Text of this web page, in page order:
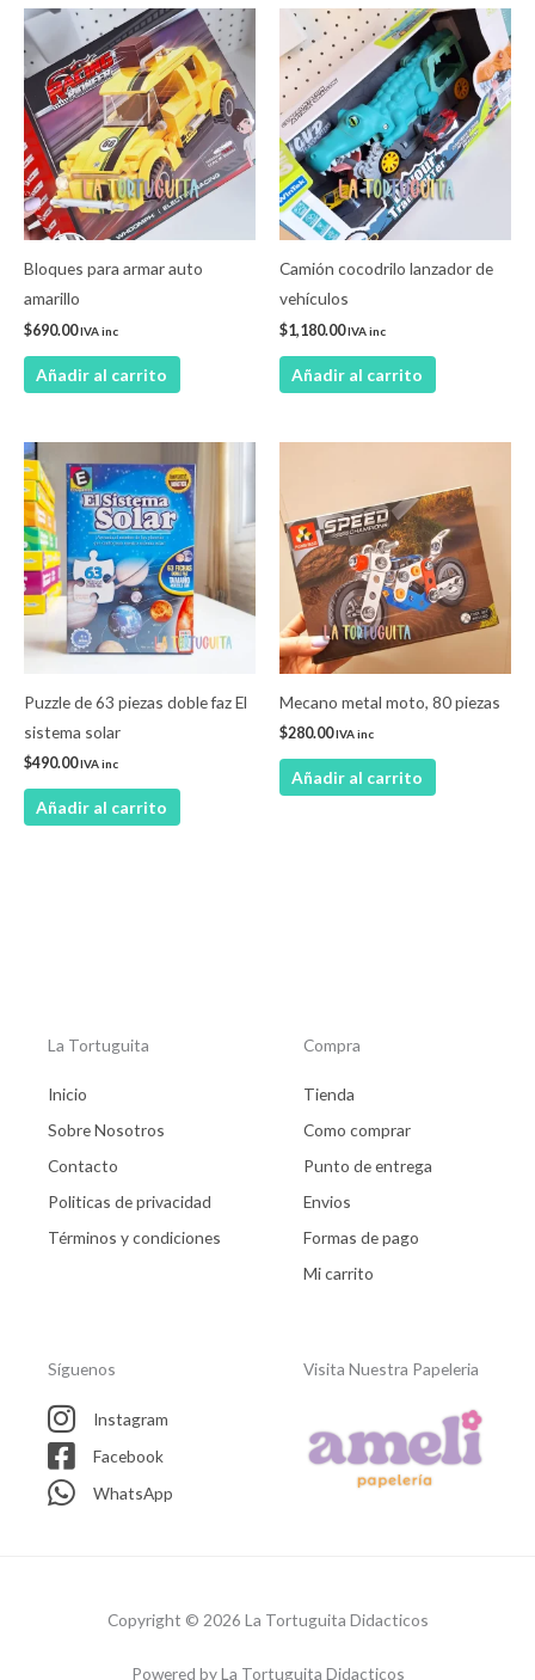
Bloques para armar auto
amarillo
$690.00IVA inc
Añadir al carrito
Camión cocodrilo lanzador de
vehículos
$1,180.00IVA inc
Añadir al carrito
Puzzle de 63 piezas doble faz El
sistema solar
$490.00IVA inc
Añadir al carrito
Mecano metal moto, 80 piezas
$280.00IVA inc
Añadir al carrito
La Tortuguita
Inicio
Sobre Nosotros
Contacto
Politicas de privacidad
Términos y condiciones
Compra
Tienda
Como comprar
Punto de entrega
Envios
Formas de pago
Mi carrito
Síguenos
Instagram
Facebook
WhatsApp
Visita Nuestra Papeleria
Copyright © 2026 La Tortuguita Didacticos
Powered by La Tortuguita Didacticos